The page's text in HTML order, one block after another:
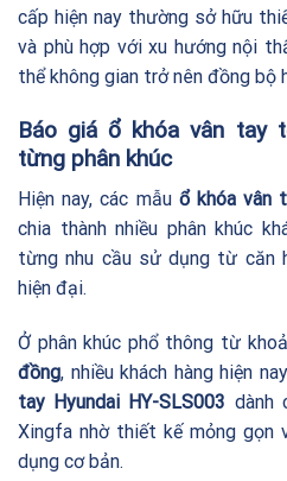
cấp hiện nay thường sở hữu
và phù hợp với xu hướng nội
thể không gian trở nên đồng bộ
Báo giá ổ khóa vân tay
từng phân khúc
Hiện nay, các mẫu ổ khóa vân
chia thành nhiều phân khúc
từng nhu cầu sử dụng từ căn
hiện đại.
Ở phân khúc phổ thông từ
đồng, nhiều khách hàng hiện
tay Hyundai HY-SLS003 dành
Xingfa nhờ thiết kế mỏng
dụng cơ bản.